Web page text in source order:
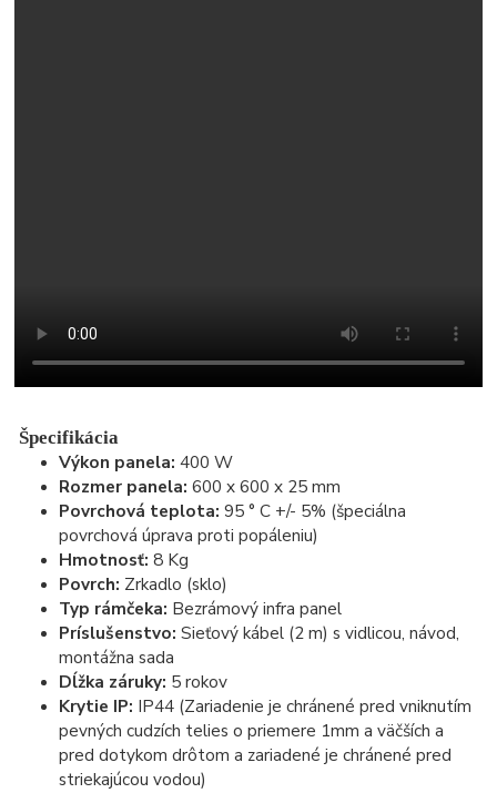
Špecifikácia
Výkon panela:400 W
Rozmer panela:600 x 600 x 25 mm
Povrchová teplota: 95 ° C +/- 5% (špeciálna
povrchová úprava proti popáleniu)
Hmotnosť:8 Kg
Povrch: Zrkadlo (sklo)
Typ rámčeka: Bezrámový infra panel
Príslušenstvo: Sieťový kábel (2 m) s vidlicou, návod,
montážna sada
Dĺžka záruky: 5 rokov
Krytie IP: IP44 (Zariadenie je chránené pred vniknutím
pevných cudzích telies o priemere 1mm a väčších a
pred dotykom drôtom a zariadené je chránené pred
striekajúcou vodou)